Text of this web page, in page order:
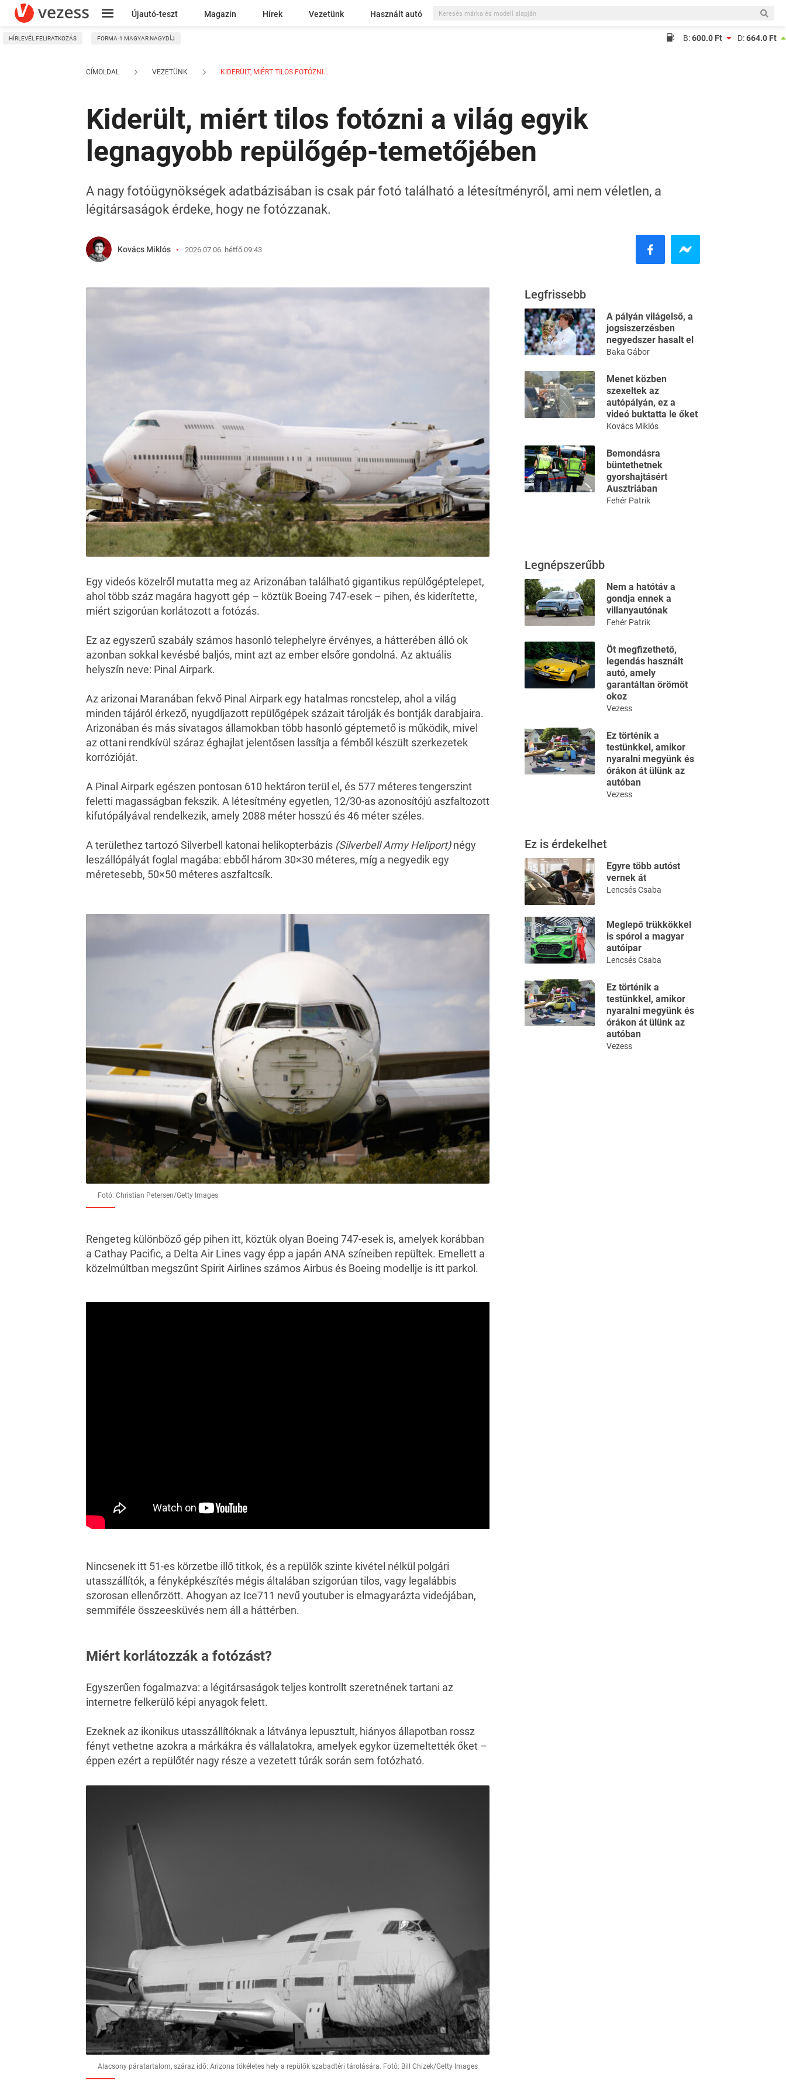
Újautó-teszt Magazin Hírek Vezetünk Használt autó
Kresz
HÍRLEVÉL FELIRATKOZÁS FORMA-1 MAGYAR NAGYDÍJ B:600.0 Ft D:664.0 Ft
CÍMOLDAL VEZETÜNK KIDERÜLT, MIÉRT TILOS FOTÓZNI...
Kiderült, miért tilos fotózni a világ egyik
legnagyobb repülőgép-temetőjében
A nagy fotóügynökségek adatbázisában is csak pár fotó található a létesítményről, ami nem véletlen, a
légitársaságok érdeke, hogy ne fotózzanak.
Kovács Miklós 2026.07.06. hétfő 09:43
Egy videós közelről mutatta meg az Arizonában található gigantikus repülőgéptelepet,
ahol több száz magára hagyott gép – köztük Boeing 747-esek – pihen, és kiderítette,
miért szigorúan korlátozott a fotózás.
Ez az egyszerű szabály számos hasonló telephelyre érvényes, a hátterében álló ok
azonban sokkal kevésbé baljós, mint azt az ember elsőre gondolná. Az aktuális
helyszín neve: Pinal Airpark.
Az arizonai Maranában fekvő Pinal Airparkegy hatalmas roncstelep, ahol a világ
minden tájáról érkező, nyugdíjazott repülőgépek százait tárolják és bontják darabjaira.
Arizonában és más sivatagos államokban több hasonló géptemető is működik, mivel
az ottani rendkívül száraz éghajlat jelentősen lassítja a fémből készült szerkezetek
korrózióját.
A Pinal Airpark egészen pontosan 610 hektáron terül el, és 577 méteres tengerszint
feletti magasságban fekszik. A létesítmény egyetlen, 12/30-as azonosítójú aszfaltozott
kifutópályával rendelkezik, amely 2088 méter hosszú és 46 méter széles.
A területhez tartozó Silverbell katonai helikopterbázis (Silverbell Army Heliport)négy
leszállópályát foglal magába: ebből három 30×30 méteres, míg a negyedik egy
méretesebb, 50×50 méteres aszfaltcsík.
Fotó: Christian Petersen/Getty Images
Rengeteg különböző gép pihen itt, köztük olyan Boeing 747-esek is, amelyek korábban
a Cathay Pacific, a Delta Air Lines vagy épp a japán ANA színeiben repültek. Emellett a
közelmúltban megszűnt Spirit Airlines számos Airbus és Boeing modellje is itt parkol.
Nincsenek itt 51-es körzetbe illő titkok, és a repülők szinte kivétel nélkül polgári
utasszállítók, a fényképkészítés mégis általában szigorúan tilos, vagy legalábbis
szorosan ellenőrzött. Ahogyan az Ice711 nevű youtuber is elmagyarázta videójában,
semmiféle összeesküvés nem áll a háttérben.
Miért korlátozzák a fotózást?
Egyszerűen fogalmazva: a légitársaságok teljes kontrollt szeretnének tartani az
internetre felkerülő képi anyagok felett.
Ezeknek az ikonikus utasszállítóknak a látványa lepusztult, hiányos állapotban rossz
fényt vethetne azokra a márkákra és vállalatokra, amelyek egykor üzemeltették őket –
éppen ezért a repülőtér nagy része a vezetett túrák során sem fotózható.
Alacsony páratartalom, száraz idő: Arizona tökéletes hely a repülők szabadtéri tárolására. Fotó: Bill Chizek/Getty Images
Legfrissebb
A pályán világelső, a
jogsiszerzésben
negyedszer hasalt el
Baka Gábor
Menet közben
szexeltek az
autópályán, ez a
videó buktatta le őket
Kovács Miklós
Bemondásra
büntethetnek
gyorshajtásért
Ausztriában
Fehér Patrik
Legnépszerűbb
Nem a hatótáv a
gondja ennek a
villanyautónak
Fehér Patrik
Öt megfizethető,
legendás használt
autó, amely
garantáltan örömöt
okoz
Vezess
Ez történik a
testünkkel, amikor
nyaralni megyünk és
órákon át ülünk az
autóban
Vezess
Ez is érdekelhet
Egyre több autóst
vernek át
Lencsés Csaba
Meglepő trükkökkel
is spórol a magyar
autóipar
Lencsés Csaba
Ez történik a
testünkkel, amikor
nyaralni megyünk és
órákon át ülünk az
autóban
Vezess